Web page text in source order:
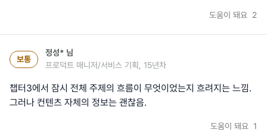
도움이 돼요 2
보통
정성* 님
프로덕트 매니저/서비스 기획, 15년차
챕터3에서 잠시 전체 주제의 흐름이 무엇이었는지 흐려지는 느낌.
그러나 컨텐츠 자체의 정보는 괜찮음.
도움이 돼요 1